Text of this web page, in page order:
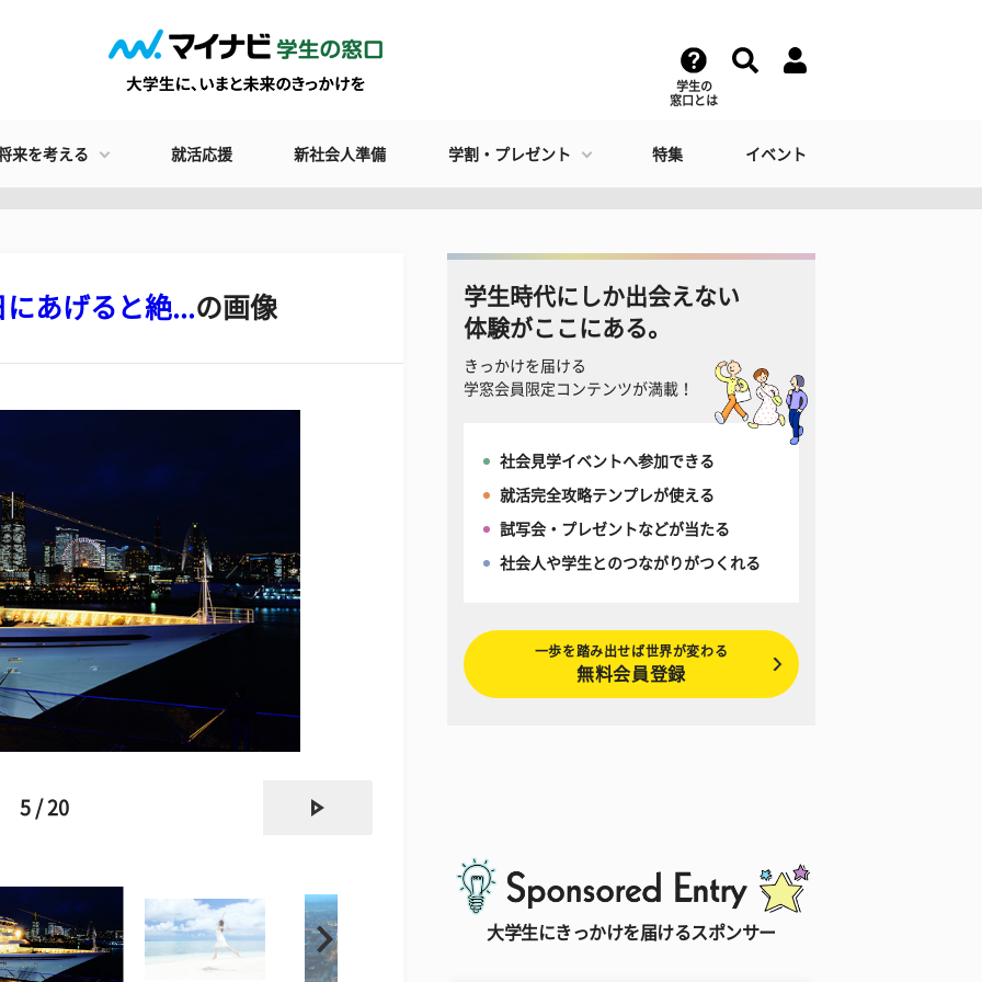
学生の
窓口とは
来を考える 就活応援 新社会人準備 学割・プレゼント 特集 イベント
あげると絶...の画像
5 / 20
学生時代にしか出会えない
体験がここにある。
きっかけを届ける
学窓会員限定コンテンツが満載！
社会見学イベントへ参加できる
就活完全攻略テンプレが使える
試写会・プレゼントなどが当たる
社会人や学生とのつながりがつくれる
一歩を踏み出せば世界が変わる
無料会員登録
大学生にきっかけを届けるスポンサー